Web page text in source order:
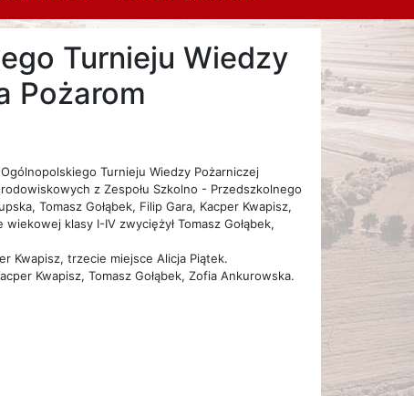
Turnieju Wiedzy
Pożarom
Turnieju Wiedzy Pożarniczej
z Zespołu Szkolno - Przedszkolnego
Tomasz Gołąbek, Filip Gara, Kacper Kwapisz,
wiekowej klasy I-IV zwyciężył Tomasz Gołąbek,
Kwapisz, trzecie miejsce Alicja Piątek.
Kwapisz, Tomasz Gołąbek, Zofia Ankurowska.